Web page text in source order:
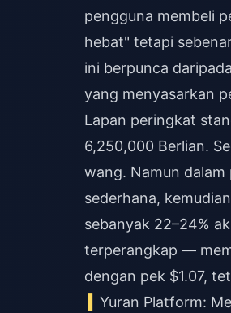
pengguna membeli
hebat" tetapi
ini berpunca
yang menyasarkan
Lapan peringkat
6,250,000 Berlian.
wang. Namun
sederhana,
sebanyak 22–24%
terperangkap —
dengan pek $1.07,
Yuran Platform: